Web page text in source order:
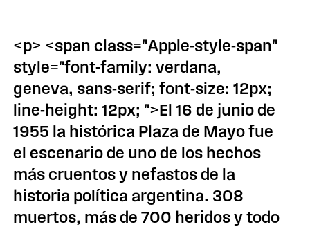
<p> <span class="Apple-style-span"
style="font-family: verdana,
geneva, sans-serif; font-size: 12px;
line-height: 12px; ">El 16 de junio de
1955 la histórica Plaza de Mayo fue
el escenario de uno de los hechos
más cruentos y nefastos de la
historia política argentina. 308
muertos, más de 700 heridos y todo